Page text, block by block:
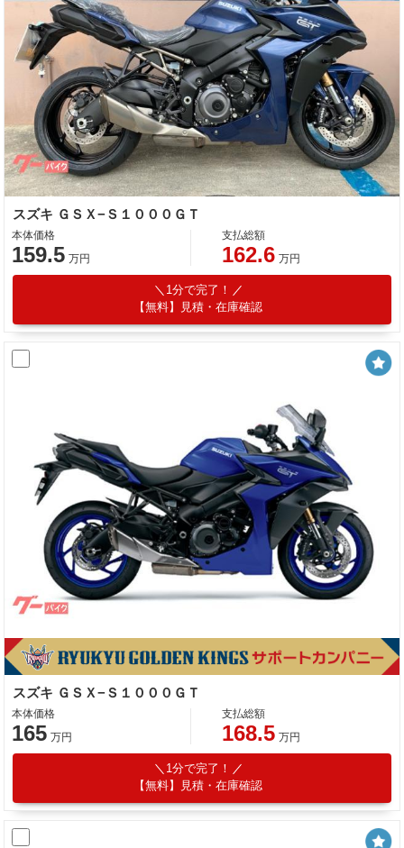
スズキ ＧＳＸ−Ｓ１０００ＧＴ
本体価格
159.5 万円
支払総額
162.6 万円
1分で完了！
【無料】見積・在庫確認
スズキ ＧＳＸ−Ｓ１０００ＧＴ
本体価格
165 万円
支払総額
168.5 万円
1分で完了！
【無料】見積・在庫確認